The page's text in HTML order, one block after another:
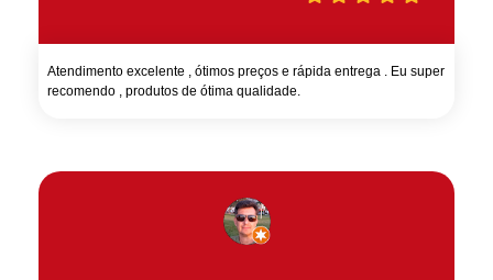
Atendimento excelente , ótimos preços e rápida entrega . Eu super
recomendo , produtos de ótima qualidade.